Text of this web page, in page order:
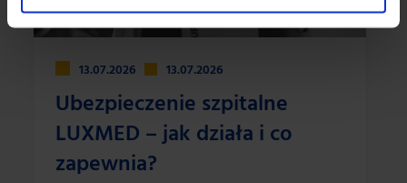
13.07.2026 13.07.2026
Ubezpieczenie szpitalne
LUXMED – jak działa i co
zapewnia?